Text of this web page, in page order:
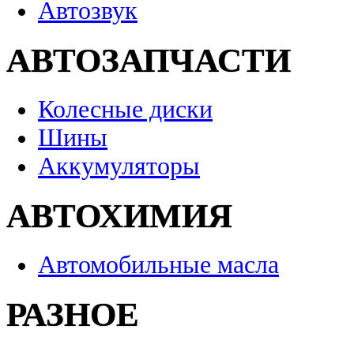
Автозвук
АВТОЗАПЧАСТИ
Колесные диски
Шины
Аккумуляторы
АВТОХИМИЯ
Автомобильные масла
РАЗНОЕ